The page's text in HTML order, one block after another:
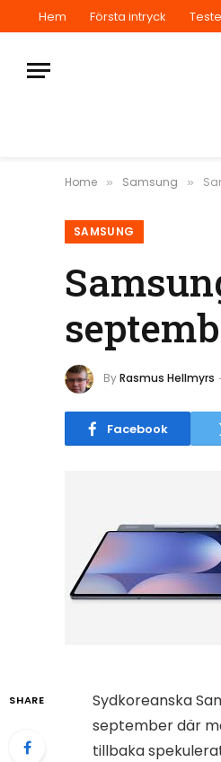
Hem Första intryck
Home » Samsung »
SAMSUNG
ByRasmus Hellmyrs
Facebook
SHARE
Sydkoreanska
september där
tillbaka